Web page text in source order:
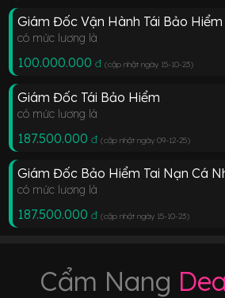
Giám Đốc Vận Hành Tái Bảo Hiểm
có mức lương là
100.000.000 đ (cập nhật ngày 15-10-23)
Giám Đốc Tái Bảo Hiểm
có mức lương là
187.500.000 đ (cập nhật ngày 09-12-25)
Giám Đốc Bảo Hiểm Tai Nạn Cá
có mức lương là
187.500.000 đ (cập nhật ngày 15-10-23)
Cẩm Nang